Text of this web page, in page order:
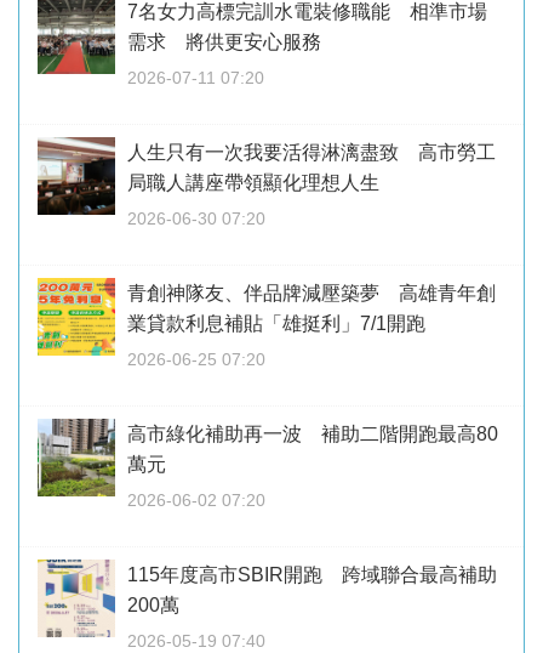
7名女力高標完訓水電裝修職能 相準市場
需求 將供更安心服務
2026-07-11 07:20
人生只有一次我要活得淋漓盡致 高市勞工
局職人講座帶領顯化理想人生
2026-06-30 07:20
青創神隊友、伴品牌減壓築夢 高雄青年創
業貸款利息補貼「雄挺利」7/1開跑
2026-06-25 07:20
高市綠化補助再一波 補助二階開跑最高80
萬元
2026-06-02 07:20
115年度高市SBIR開跑 跨域聯合最高補助
200萬
2026-05-19 07:40